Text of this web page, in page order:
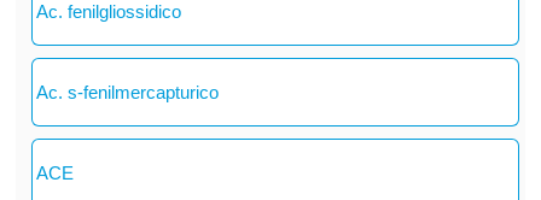
Ac. fenilgliossidico
Ac. s-fenilmercapturico
ACE